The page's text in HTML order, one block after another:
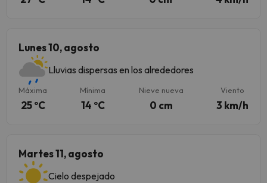
Lunes 10, agosto
Lluvias dispersas en los alrededores
Máxima
25 ºC
Mínima
14 ºC
Nieve nueva
0 cm
Viento
3 km/h
Martes 11, agosto
Cielo despejado